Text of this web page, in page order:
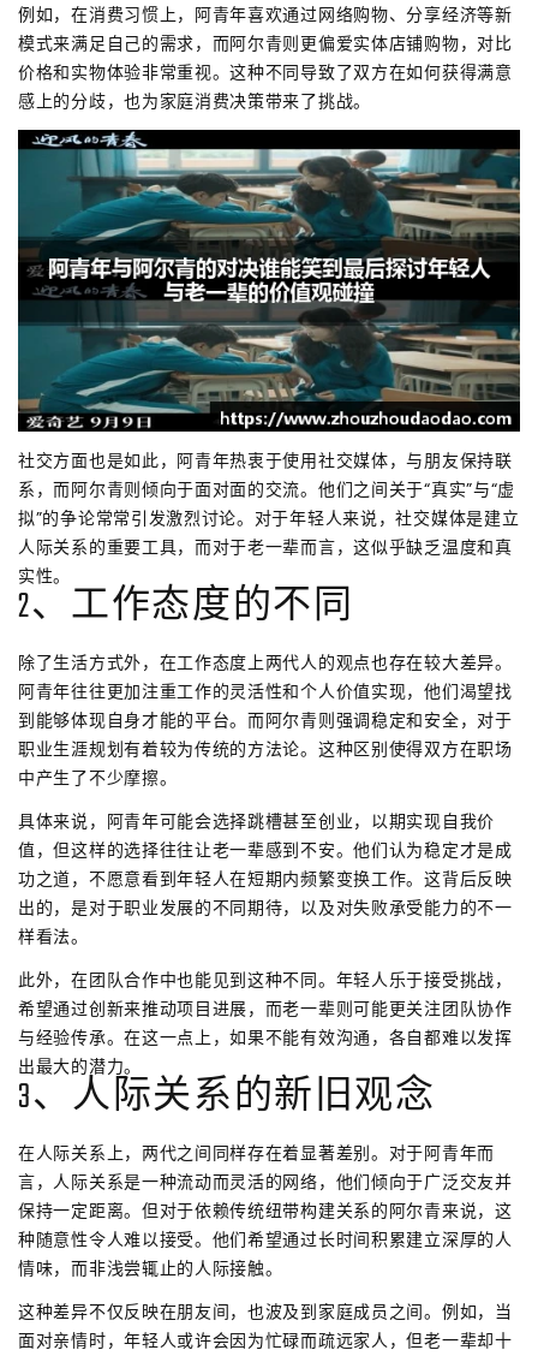
例如，在消费习惯上，阿青年喜欢通过网络购物、分享经济等新
模式来满足自己的需求，而阿尔青则更偏爱实体店铺购物，对比
价格和实物体验非常重视。这种不同导致了双方在如何获得满意
感上的分歧，也为家庭消费决策带来了挑战。
社交方面也是如此，阿青年热衷于使用社交媒体，与朋友保持联
系，而阿尔青则倾向于面对面的交流。他们之间关于“真实”与“虚
拟”的争论常常引发激烈讨论。对于年轻人来说，社交媒体是建立
人际关系的重要工具，而对于老一辈而言，这似乎缺乏温度和真
实性。
2、工作态度的不同
除了生活方式外，在工作态度上两代人的观点也存在较大差异。
阿青年往往更加注重工作的灵活性和个人价值实现，他们渴望找
到能够体现自身才能的平台。而阿尔青则强调稳定和安全，对于
职业生涯规划有着较为传统的方法论。这种区别使得双方在职场
中产生了不少摩擦。
具体来说，阿青年可能会选择跳槽甚至创业，以期实现自我价
值，但这样的选择往往让老一辈感到不安。他们认为稳定才是成
功之道，不愿意看到年轻人在短期内频繁变换工作。这背后反映
出的，是对于职业发展的不同期待，以及对失败承受能力的不一
样看法。
此外，在团队合作中也能见到这种不同。年轻人乐于接受挑战，
希望通过创新来推动项目进展，而老一辈则可能更关注团队协作
与经验传承。在这一点上，如果不能有效沟通，各自都难以发挥
出最大的潜力。
3、人际关系的新旧观念
在人际关系上，两代之间同样存在着显著差别。对于阿青年而
言，人际关系是一种流动而灵活的网络，他们倾向于广泛交友并
保持一定距离。但对于依赖传统纽带构建关系的阿尔青来说，这
种随意性令人难以接受。他们希望通过长时间积累建立深厚的人
情味，而非浅尝辄止的人际接触。
这种差异不仅反映在朋友间，也波及到家庭成员之间。例如，当
面对亲情时，年轻人或许会因为忙碌而疏远家人，但老一辈却十